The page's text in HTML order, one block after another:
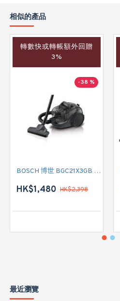
相似的產品
轉數快或轉帳額外回贈
3%
-38 %
BOSCH 博世 BGC21X3GB 有線吸塵機
HK$1,480 HK$2,398
最近瀏覽